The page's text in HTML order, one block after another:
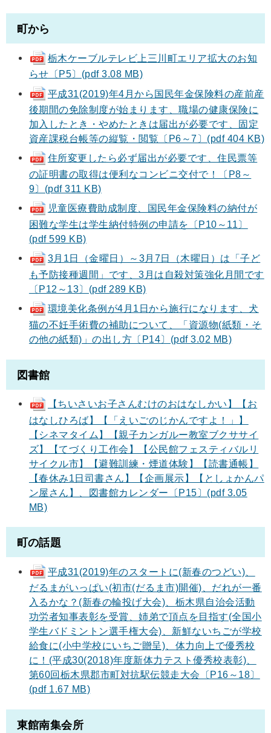
町から
栃木ケーブルテレビ上三川町エリア拡大のお知
らせ〔P5〕(pdf 3.08 MB)
平成31(2019)年4月から国民年金保険料の産前産
後期間の免除制度が始まります、職場の健康保険に
加入したとき・やめたときは届出が必要です、固定
資産課税台帳等の縦覧・閲覧〔P6～7〕(pdf 404 KB)
住所変更したら必ず届出が必要です、住民票等
の証明書の取得は便利なコンビニ交付で！〔P8～
9〕(pdf 311 KB)
児童医療費助成制度、国民年金保険料の納付が
困難な学生は学生納付特例の申請を〔P10～11〕
(pdf 599 KB)
3月1日（金曜日）～3月7日（木曜日）は「子ど
も予防接種週間」です、3月は自殺対策強化月間です
〔P12～13〕(pdf 289 KB)
環境美化条例が4月1日から施行になります、犬
猫の不妊手術費の補助について、「資源物(紙類・そ
の他の紙類)」の出し方〔P14〕(pdf 3.02 MB)
図書館
【ちいさいお子さんむけのおはなしかい】【お
はなしひろば】【「えいごのじかんですよ！」】
【シネマタイム】【親子カンガルー教室ブクササイ
ズ】【てづくり工作会】【公民館フェスティバルリ
サイクル市】【避難訓練・煙道体験】【読書通帳】
【春休み1日司書さん】【企画展示】【としょかんパ
ン屋さん】、図書館カレンダー〔P15〕(pdf 3.05
MB)
町の話題
平成31(2019)年のスタートに(新春のつどい)、
だるまがいっぱい(初市(だるま市)開催)、だれが一番
入るかな？(新春の輪投げ大会)、栃木県自治会活動
功労者知事表彰を受賞、姉弟で頂点を目指す(全国小
学生バドミントン選手権大会)、新鮮ないちごが学校
給食に(小中学校にいちご贈呈)、体力向上で優秀校
に！(平成30(2018)年度新体力テスト優秀校表彰)、
第60回栃木県郡市町対抗駅伝競走大会〔P16～18〕
(pdf 1.67 MB)
東館南集会所